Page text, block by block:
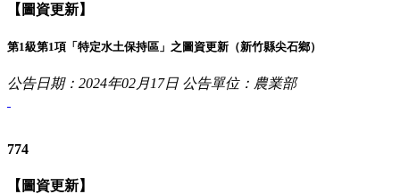
【圖資更新】
第1級第1項「特定水土保持區」之圖資更新（新竹縣尖石鄉）
公告日期：2024年02月17日 公告單位：農業部
774
【圖資更新】